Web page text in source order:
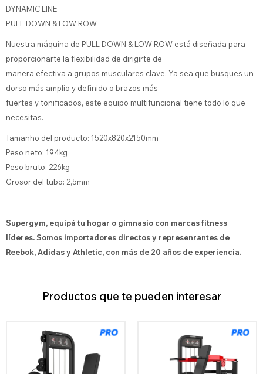
DYNAMIC LINE
PULL DOWN & LOW ROW
Nuestra máquina de PULL DOWN & LOW ROW está diseñada para
proporcionarte la flexibilidad de dirigirte de
manera efectiva a grupos musculares clave. Ya sea que busques un
dorso más amplio y definido o brazos más
fuertes y tonificados, este equipo multifuncional tiene todo lo que
necesitas.
Tamanho del producto: 1520x820x2150mm
Peso neto: 194kg
Peso bruto: 226kg
Grosor del tubo: 2,5mm
Supergym, equipá tu hogar o gimnasio con marcas fitness
líderes. Somos importadores directos y represenrantes de
Reebok, Adidas y Athletic, con más de 20 años de experiencia.
Productos que te pueden interesar